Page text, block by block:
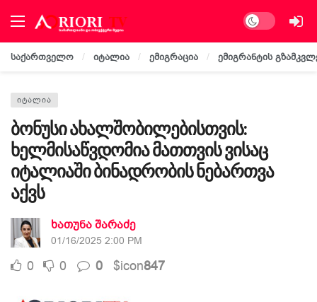
Dark mode
საქართველო იტალია ემიგრაცია ემიგრანტის
ᲘᲢᲐᲚᲘᲐ
ბონუსი ახალშობილებისთვის:
ხელმისაწვდომია მათთვის ვისაც
იტალიაში ბინადრობის ნებართვა
აქვს
ხათუნა შარაძე
01/16/2025 2:00 PM
0 0 0 $icon847